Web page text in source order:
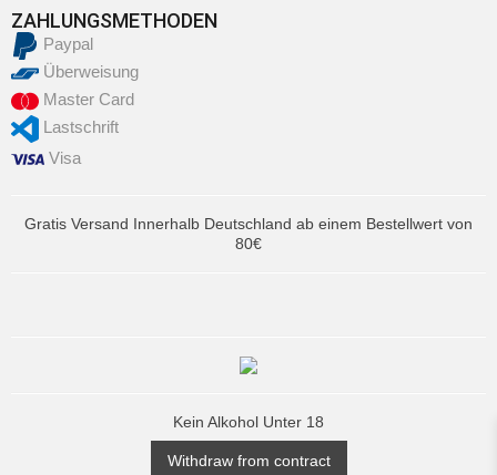
ZAHLUNGSMETHODEN
Paypal
Überweisung
Master Card
Lastschrift
Visa
Gratis Versand Innerhalb Deutschland ab einem Bestellwert von
80€
Kein Alkohol Unter 18
Withdraw from contract